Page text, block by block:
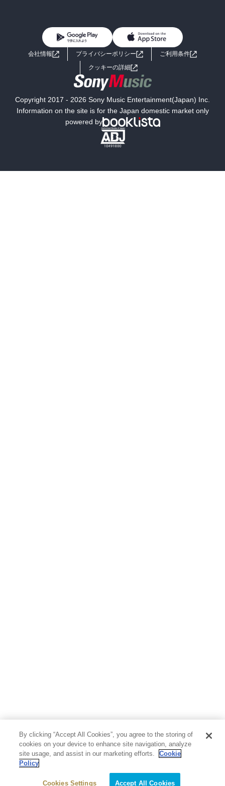
ライトノベル 男子向けラノベ
小説
海外小説
ミステリー SF
文学
よくあるご質問 お問い合わせ
会社情報 プライバシーポリシー
ご利用条件
クッキーの詳細
Copyright 2017 - 2026 Sony Music Entertainment(Japan) Inc.
Information on the site is for the Japan domestic market only
powered by
By clicking “Accept All Cookies”, you agree to the storing of
cookies on your device to enhance site navigation, analyze
site usage, and assist in our marketing efforts.
Cookie
Policy
Cookies Settings Accept All Cookies